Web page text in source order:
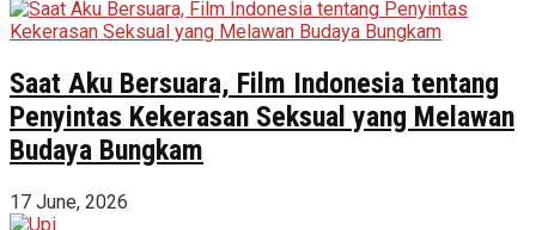
Saat Aku Bersuara, Film Indonesia tentang
Penyintas Kekerasan Seksual yang Melawan
Budaya Bungkam
17 June, 2026